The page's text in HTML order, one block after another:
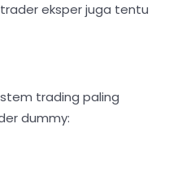
eksper juga tentu
trading paling
dummy: